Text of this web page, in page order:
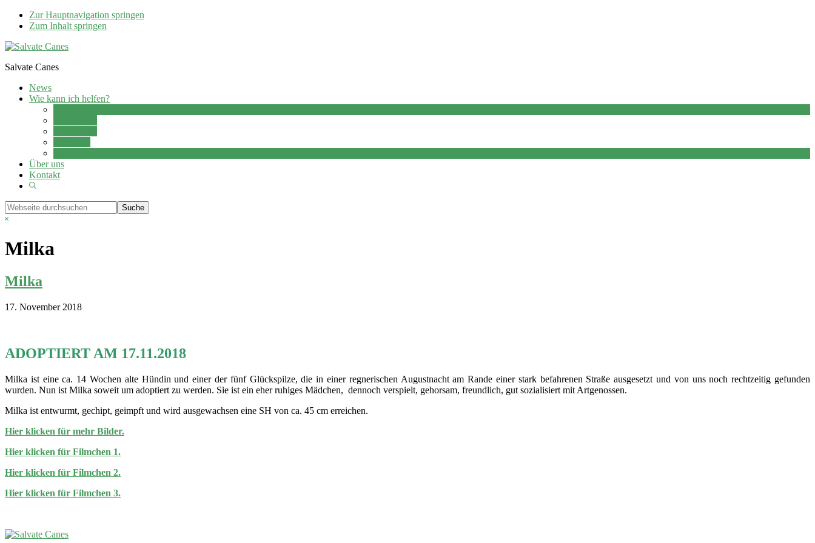
Zur Hauptnavigation springen
Zum Inhalt springen
Salvate Canes
News
Wie kann ich helfen?
Über uns
Kontakt
Show
Webseite
durchsuchen
Hide
Milka
Milka
17. November 2018
ADOPTIERT AM 17.11.2018
Milka ist eine ca. 14 Wochen alte Hündin und einer der fünf Glückspilze, die in einer regnerischen Augustnacht am Rande einer stark befahrenen Straße ausgesetzt und von uns noch rechtzeitig gefunden
wurden. Nun ist Milka soweit um adoptiert zu werden. Sie ist ein eher ruhiges Mädchen, dennoch verspielt, gehorsam, freundlich, gut sozialisiert mit Artgenossen.
Milka ist entwurmt, gechipt, geimpft und wird ausgewachsen eine SH von ca. 45 cm erreichen.
Hier klicken für mehr Bilder.
Hier klicken für Filmchen 1.
Hier klicken für Filmchen 2.
Hier klicken für Filmchen 3.